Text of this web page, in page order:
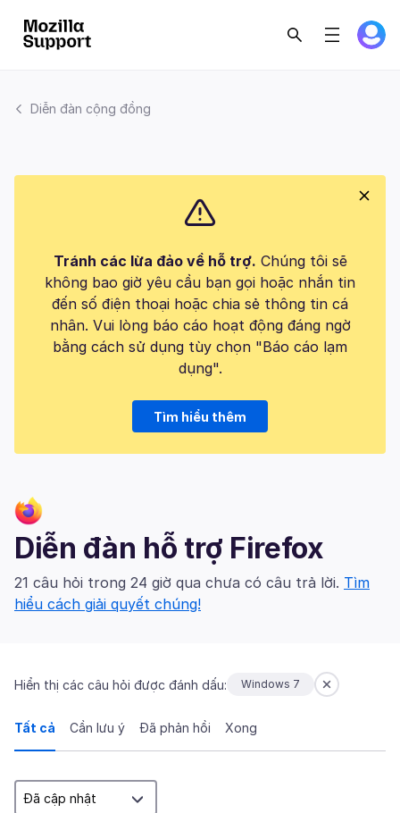
Diễn đàn cộng đồng
Tránh các lừa đảo về hỗ trợ. Chúng tôi sẽ
không bao giờ yêu cầu bạn gọi hoặc nhắn tin
đến số điện thoại hoặc chia sẻ thông tin cá
nhân. Vui lòng báo cáo hoạt động đáng ngờ
bằng cách sử dụng tùy chọn "Báo cáo lạm
dụng".
Tìm hiểu thêm
Diễn đàn hỗ trợ Firefox
21 câu hỏi trong 24 giờ qua chưa có câu trả lời. Tìm
hiểu cách giải quyết chúng!
Hiển thị các câu hỏi được đánh dấu: Windows 7
Tất cả Cần lưu ý Đã phản hồi Xong